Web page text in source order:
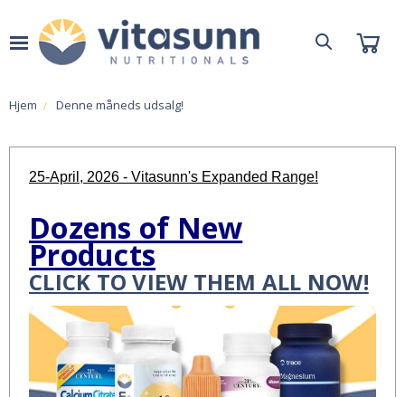
Hjem Denne måneds udsalg!
25-April, 2026 - Vitasunn's Expanded Range!
Dozens of New
Products
CLICK TO VIEW THEM ALL NOW!